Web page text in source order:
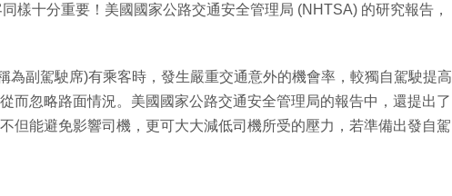
樣十分重要！美國國家公路交通安全管理局 (NHTSA) 的研究報告，
為副駕駛席)有乘客時，發生嚴重交通意外的機會率，較獨自駕駛提高
而忽略路面情況。美國國家公路交通安全管理局的報告中，還提出了
但能避免影響司機，更可大大減低司機所受的壓力，若準備出發自駕